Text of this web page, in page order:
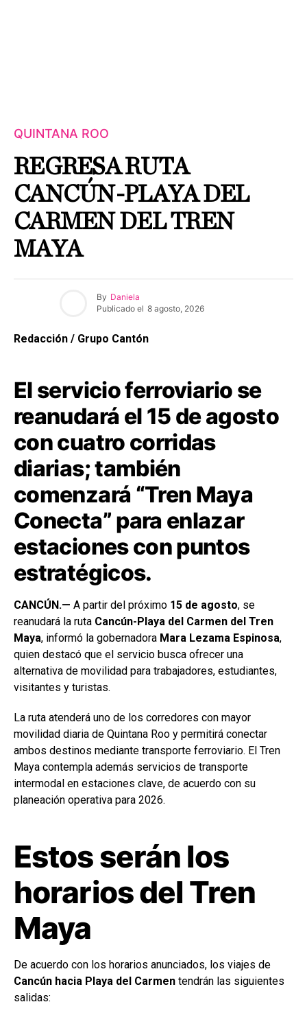
QUINTANA ROO
REGRESA RUTA
CANCÚN-PLAYA DEL
CARMEN DEL TREN
MAYA
By Daniela
Publicado el 8 agosto, 2026
Redacción / Grupo Cantón
El servicio ferroviario se
reanudará el 15 de agosto
con cuatro corridas
diarias; también
comenzará “Tren Maya
Conecta” para enlazar
estaciones con puntos
estratégicos.
CANCÚN.— A partir del próximo 15 de agosto, se
reanudará la ruta Cancún-Playa del Carmen del Tren
Maya, informó la gobernadora Mara Lezama Espinosa,
quien destacó que el servicio busca ofrecer una
alternativa de movilidad para trabajadores, estudiantes,
visitantes y turistas.
La ruta atenderá uno de los corredores con mayor
movilidad diaria de Quintana Roo y permitirá conectar
ambos destinos mediante transporte ferroviario. El Tren
Maya contempla además servicios de transporte
intermodal en estaciones clave, de acuerdo con su
planeación operativa para 2026.
Estos serán los
horarios del Tren
Maya
De acuerdo con los horarios anunciados, los viajes de
Cancún hacia Playa del Carmen tendrán las siguientes
salidas: